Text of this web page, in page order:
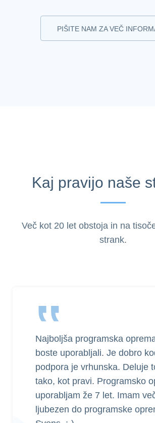
PIŠITE NAM ZA VEČ
Kaj pravijo naše
Več kot 20 let obstoja in na
strank.
‟
Zahvaljujemo se, da bi dali
programsko opremo. vsak
posodabljajte.
ST
shen tharindu